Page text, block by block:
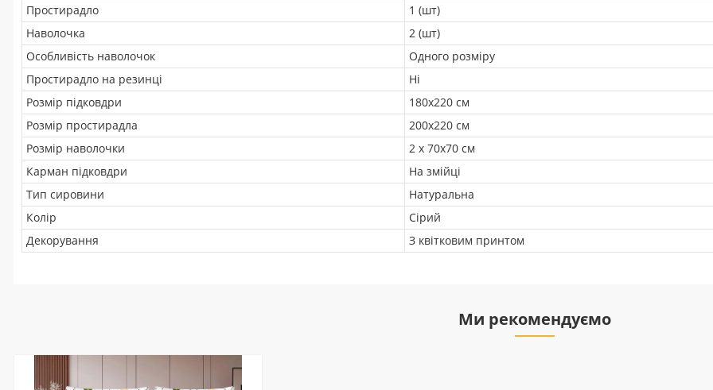
Простирадло
1 (шт)
Наволочка
2 (шт)
Особливість наволочок
Одного розміру
Простирадло на резинці
Ні
Розмір підковдри
180х220 см
Розмір простирадла
200х220 см
Розмір наволочки
2 х 70х70 см
Карман підковдри
На змійці
Тип сировини
Натуральна
Колір
Сірий
Декорування
З квітковим принтом
Ми рекомендуємо